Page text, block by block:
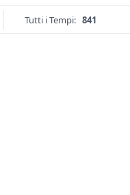
Tutti i Tempi: 841